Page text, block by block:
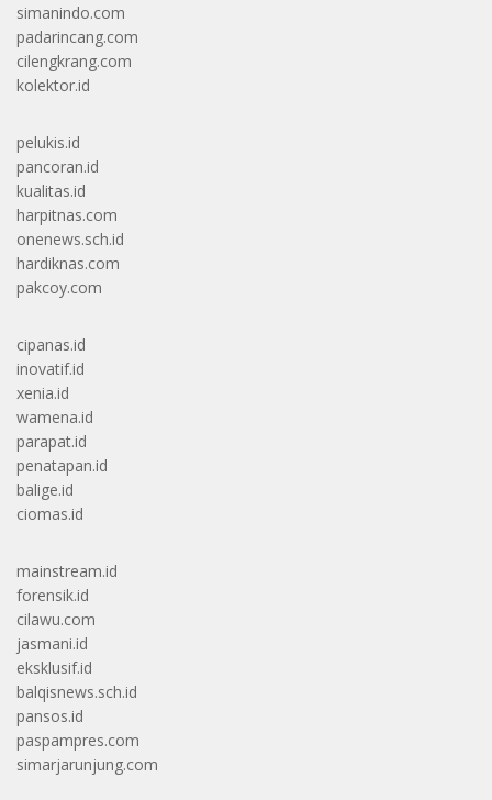
simanindo.com
padarincang.com
cilengkrang.com
kolektor.id
pelukis.id
pancoran.id
kualitas.id
harpitnas.com
onenews.sch.id
hardiknas.com
pakcoy.com
cipanas.id
inovatif.id
xenia.id
wamena.id
parapat.id
penatapan.id
balige.id
ciomas.id
mainstream.id
forensik.id
cilawu.com
jasmani.id
eksklusif.id
balqisnews.sch.id
pansos.id
paspampres.com
simarjarunjung.com